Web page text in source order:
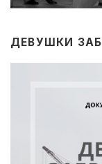
ДЕВУШКИ